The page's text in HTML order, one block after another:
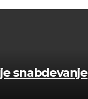
snabdevanje